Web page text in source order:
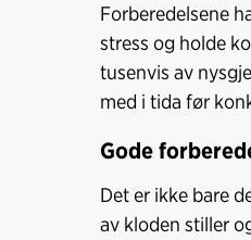
Forberedelsene
stress og holde
tusenvis av
med i tida før
Gode
Det er ikke bare
av kloden stiller